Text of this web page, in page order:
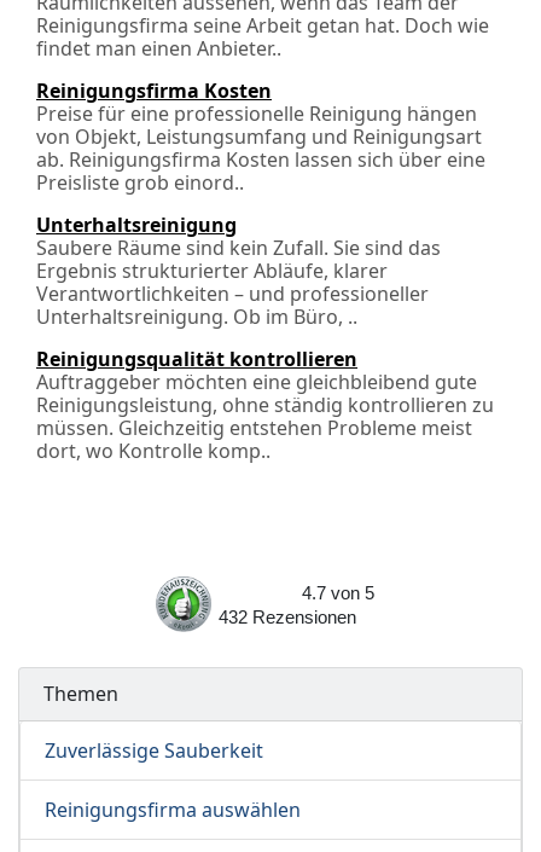
Reinigungsfirma seine Arbeit getan hat. Doch wie
findet man einen Anbieter..
Reinigungsfirma Kosten
Preise für eine professionelle Reinigung hängen
von Objekt, Leistungsumfang und Reinigungsart
ab. Reinigungsfirma Kosten lassen sich über eine
Preisliste grob einord..
Unterhaltsreinigung
Saubere Räume sind kein Zufall. Sie sind das
Ergebnis strukturierter Abläufe, klarer
Verantwortlichkeiten – und professioneller
Unterhaltsreinigung. Ob im Büro, ..
Reinigungsqualität kontrollieren
Auftraggeber möchten eine gleichbleibend gute
Reinigungsleistung, ohne ständig kontrollieren zu
müssen. Gleichzeitig entstehen Probleme meist
dort, wo Kontrolle komp..
4.7 von 5
432
Rezensionen
Themen
Zuverlässige Sauberkeit
Reinigungsfirma auswählen